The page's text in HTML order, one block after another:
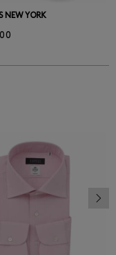
NEW YORK